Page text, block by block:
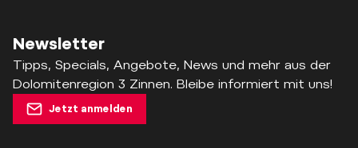
Newsletter
Tipps, Specials, Angebote, News und mehr aus der
Dolomitenregion 3 Zinnen. Bleibe informiert mit uns!
Jetzt anmelden